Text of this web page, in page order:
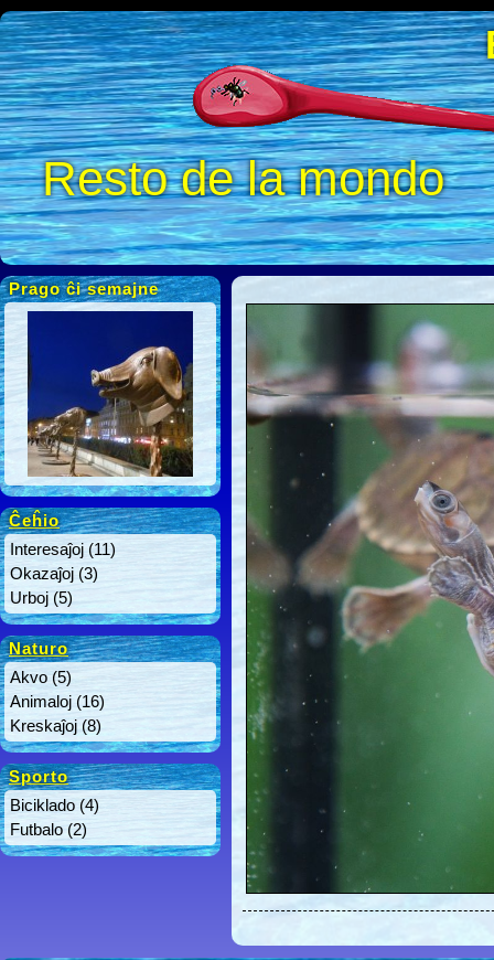
Resto de la mondo
Prago ĉi semajne
Ĉeĥio
Interesaĵoj (11)
Okazaĵoj (3)
Urboj (5)
Naturo
Akvo (5)
Animaloj (16)
Kreskaĵoj (8)
Sporto
Biciklado (4)
Futbalo (2)